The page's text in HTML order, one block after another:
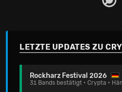
LETZTE UPDATES ZU
Rockharz Festival 2026
31 Bands bestätigt • Crypta •